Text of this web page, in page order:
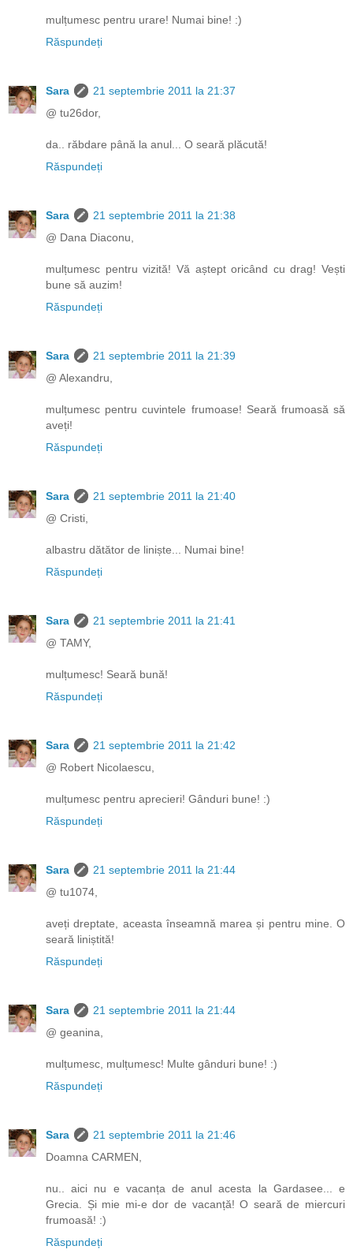
mulțumesc pentru urare! Numai bine! :)
Răspundeți
Sara
21 septembrie 2011 la 21:37
@ tu26dor,
da.. răbdare până la anul... O seară plăcută!
Răspundeți
Sara
21 septembrie 2011 la 21:38
@ Dana Diaconu,
mulțumesc pentru vizită! Vă aștept oricând cu drag! Vești
bune să auzim!
Răspundeți
Sara
21 septembrie 2011 la 21:39
@ Alexandru,
mulțumesc pentru cuvintele frumoase! Seară frumoasă să
aveți!
Răspundeți
Sara
21 septembrie 2011 la 21:40
@ Cristi,
albastru dătător de liniște... Numai bine!
Răspundeți
Sara
21 septembrie 2011 la 21:41
@ TAMY,
mulțumesc! Seară bună!
Răspundeți
Sara
21 septembrie 2011 la 21:42
@ Robert Nicolaescu,
mulțumesc pentru aprecieri! Gânduri bune! :)
Răspundeți
Sara
21 septembrie 2011 la 21:44
@ tu1074,
aveți dreptate, aceasta înseamnă marea și pentru mine. O
seară liniștită!
Răspundeți
Sara
21 septembrie 2011 la 21:44
@ geanina,
mulțumesc, mulțumesc! Multe gânduri bune! :)
Răspundeți
Sara
21 septembrie 2011 la 21:46
Doamna CARMEN,
nu.. aici nu e vacanța de anul acesta la Gardasee... e
Grecia. Și mie mi-e dor de vacanță! O seară de miercuri
frumoasă! :)
Răspundeți